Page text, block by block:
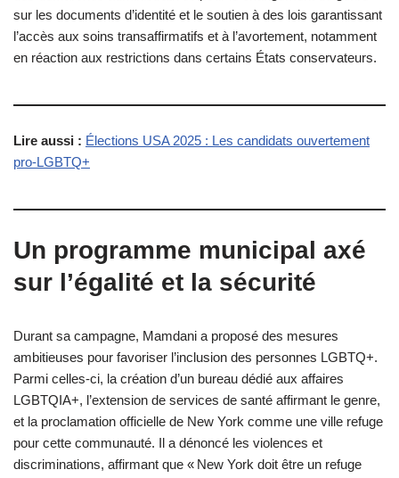
sur les documents d’identité et le soutien à des lois garantissant
l’accès aux soins transaffirmatifs et à l’avortement, notamment
en réaction aux restrictions dans certains États conservateurs.
Lire aussi : Élections USA 2025 : Les candidats ouvertement
pro-LGBTQ+
Un programme municipal axé
sur l’égalité et la sécurité
Durant sa campagne, Mamdani a proposé des mesures
ambitieuses pour favoriser l’inclusion des personnes LGBTQ+.
Parmi celles-ci, la création d’un bureau dédié aux affaires
LGBTQIA+, l’extension de services de santé affirmant le genre,
et la proclamation officielle de New York comme une ville refuge
pour cette communauté. Il a dénoncé les violences et
discriminations, affirmant que « New York doit être un refuge